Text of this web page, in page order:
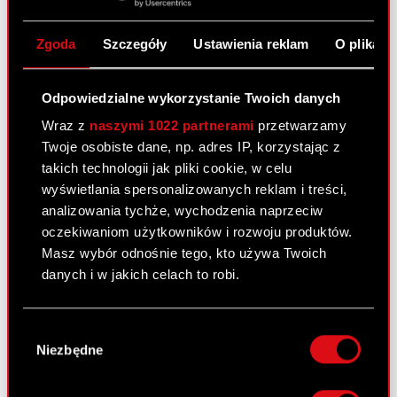
Zgoda Szczegóły Ustawienia reklam O
Odpowiedzialne wykorzystanie Twoich danych
Wraz z naszymi 1022 partnerami przetwarzamy
Twoje osobiste dane, np. adres IP, korzystając z
takich technologii jak pliki cookie, w celu
wyświetlania spersonalizowanych reklam i treści,
analizowania tychże, wychodzenia naprzeciw
oczekiwaniom użytkowników i rozwoju produktów.
Masz wybór odnośnie tego, kto używa Twoich
danych i w jakich celach to robi.
lokalizacji geograficznej z dokładnością nawet
zgody
Niezbędne
danych osobowych w celu identyfikacji
akcjonariusza na potrzeby weryfikacji ważności
(ii) W przypadku akcjonariusza innego niż osoba
fizyczna – kopię odpisu z właściwego rejestru lub
innego dokumentu potwierdzającego
umocowanie do udzielenia upoważnienia
pełnomocnikowi do reprezentowania
akcjonariusza na Walnym Zgromadzeniu.
W przypadku wątpliwości co do prawdziwości
kopii wyżej wymienionych dokumentów, Zarząd
obecności: